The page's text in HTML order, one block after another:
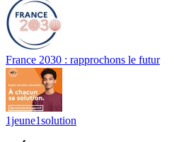
France 2030 : rapprochons le futur
1jeune1solution